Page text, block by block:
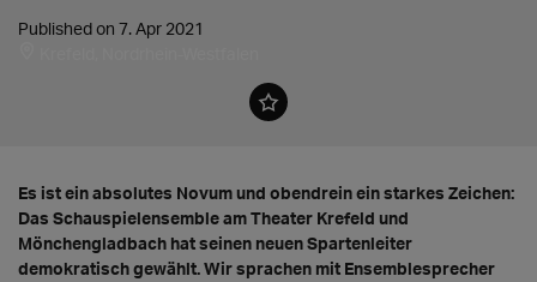
Published on 7. Apr 2021
Es ist ein absolutes Novum und obendrein ein starkes Zeichen:
Das Schauspielensemble am Theater Krefeld und
Mönchengladbach hat seinen neuen Spartenleiter
demokratisch gewählt. Wir sprachen mit Ensemblesprecher